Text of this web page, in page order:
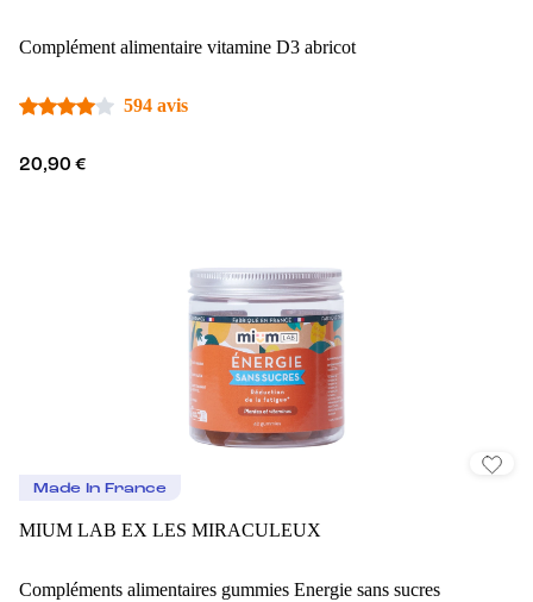
Complément alimentaire vitamine D3 abricot
594 avis
20,90 €
Made In France
MIUM LAB EX LES MIRACULEUX
Compléments alimentaires gummies Energie sans sucres